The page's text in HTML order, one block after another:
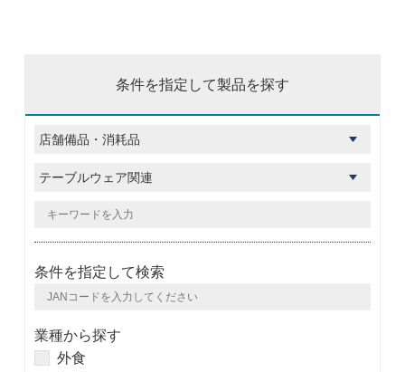
条件を指定して製品を探す
条件を指定して検索
業種から探す
外食